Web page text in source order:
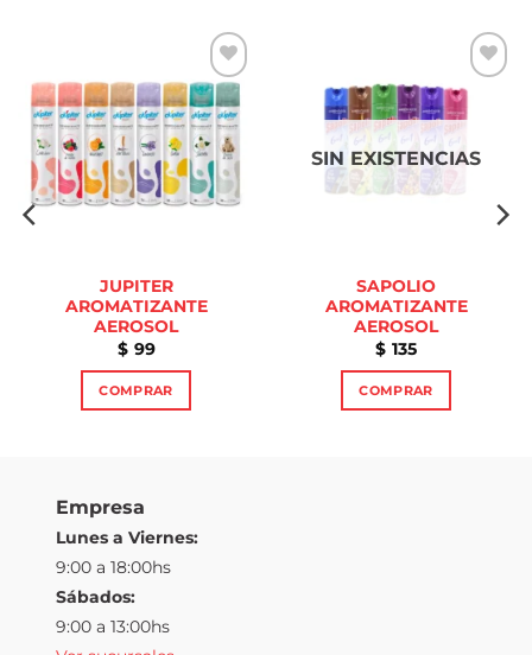
Añadir
a la
lista de
deseos
JUPITER
AROMATIZANTE
AEROSOL
$ 99
COMPRAR
Las
opciones
se
pueden
elegir
Añadir
SIN EXISTENCIAS
SAPOLIO
AROMATIZANTE
AEROSOL
$ 135
COMPRAR
Empresa
Lunes a Viernes:
9:00 a 18:00hs
Sábados:
9:00 a 13:00hs